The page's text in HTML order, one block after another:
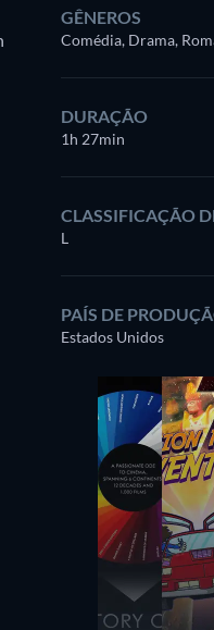
GÊNEROS
Comédia, Drama,
DURAÇÃO
1h 27min
CLASSIFICAÇÃO
L
PAÍS DE
Estados Unidos